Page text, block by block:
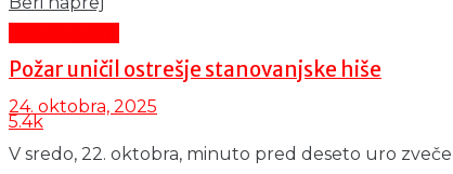
Požar uničil ostrešje stanovanjske hiše
24. oktobra, 2025
5.4k
V sredo, 22. oktobra, minuto pred deseto uro